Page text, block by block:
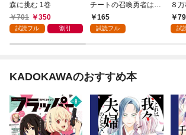
森に挑む 1巻
701
350
試読フル 割引
チートの召喚勇者は異
世界でゆっくり暮らし
たい～(話売り) #1
165
試読フル
８
す（
試
KADOKAWAのおすすめ本